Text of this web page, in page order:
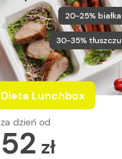
20-25% białka
30-35% tłuszczu
Dieta Lunchbox
za dzień od
52 zł